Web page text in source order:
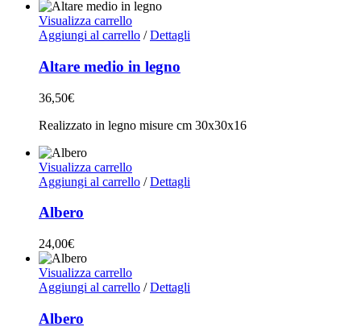
Visualizza carrello
Aggiungi al carrello / Dettagli
Altare medio in legno
36,50€
Realizzato in legno misure cm 30x30x16
Visualizza carrello
Aggiungi al carrello / Dettagli
Albero
24,00€
Visualizza carrello
Aggiungi al carrello / Dettagli
Albero